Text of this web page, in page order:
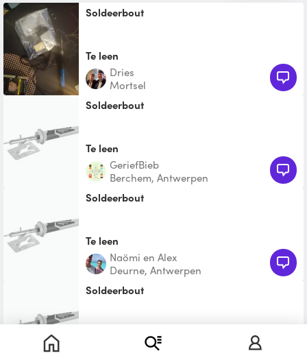
Soldeerbout
Te leen
Dries
Mortsel
Soldeerbout
Te leen
GeriefBieb
Berchem, Antwerpen
Soldeerbout
Te leen
Naömi en Alex
Deurne, Antwerpen
Soldeerbout